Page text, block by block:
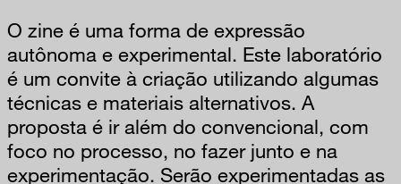
O zine é uma forma de expressão
autônoma e experimental. Este laboratório
é um convite à criação utilizando algumas
técnicas e materiais alternativos. A
proposta é ir além do convencional, com
foco no processo, no fazer junto e na
experimentação. Serão experimentadas as